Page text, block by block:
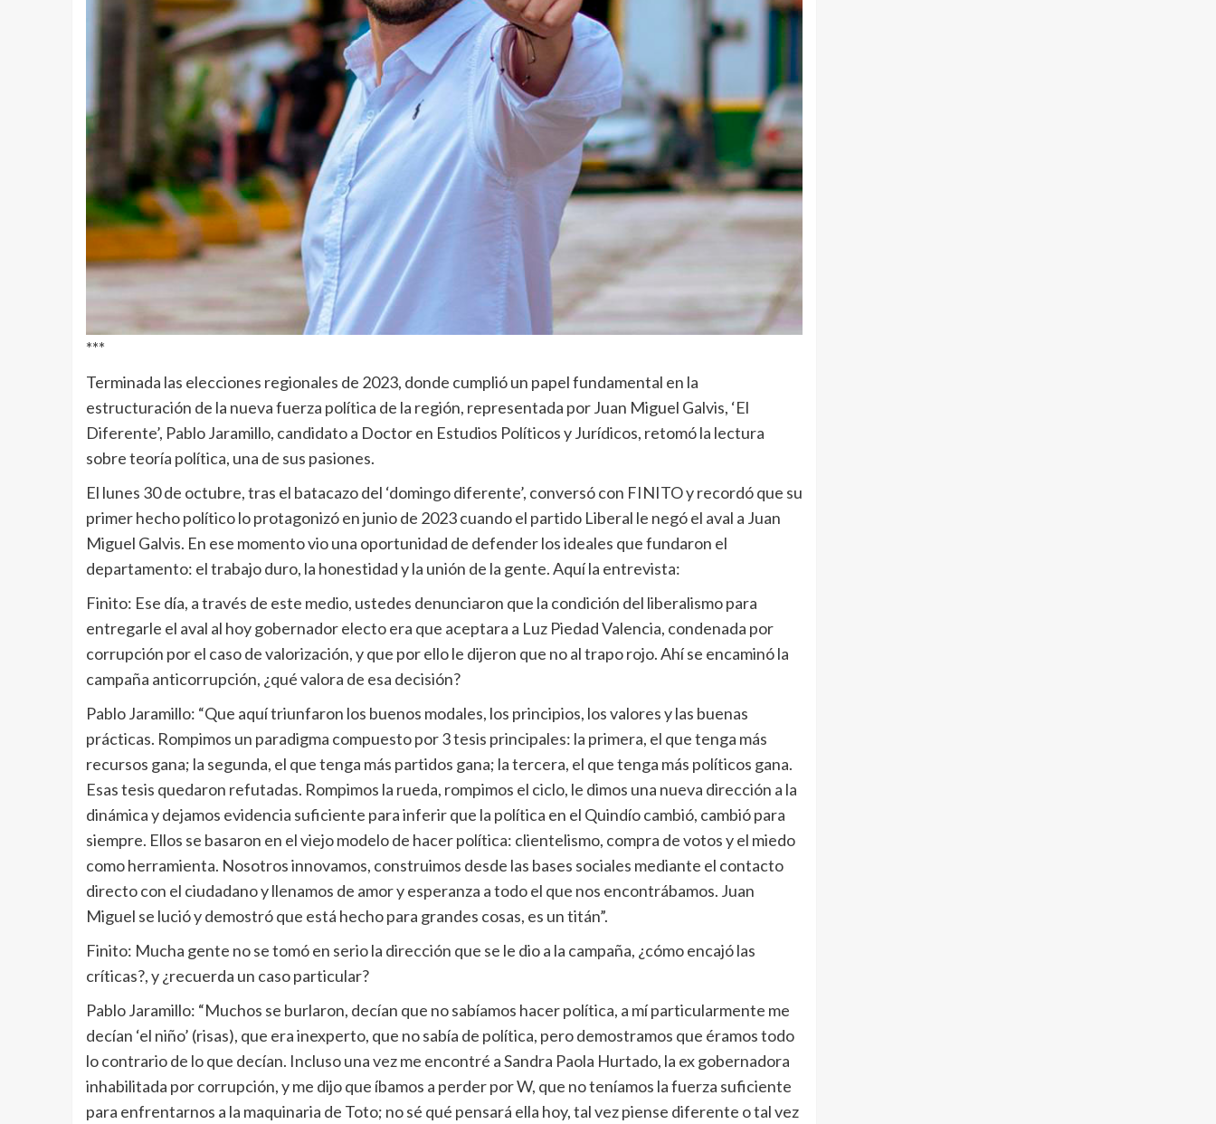
***
Terminada las elecciones regionales de 2023, donde cumplió un papel fundamental en la
estructuración de la nueva fuerza política de la región, representada por Juan Miguel Galvis, ‘El
Diferente’, Pablo Jaramillo, candidato a Doctor en Estudios Políticos y Jurídicos, retomó la lectura
sobre teoría política, una de sus pasiones.
El lunes 30 de octubre, tras el batacazo del ‘domingo diferente’, conversó con FINITO y recordó que su
primer hecho político lo protagonizó en junio de 2023 cuando el partido Liberal le negó el aval a Juan
Miguel Galvis. En ese momento vio una oportunidad de defender los ideales que fundaron el
departamento: el trabajo duro, la honestidad y la unión de la gente. Aquí la entrevista:
Finito: Ese día, a través de este medio, ustedes denunciaron que la condición del liberalismo para
entregarle el aval al hoy gobernador electo era que aceptara a Luz Piedad Valencia, condenada por
corrupción por el caso de valorización, y que por ello le dijeron que no al trapo rojo. Ahí se encaminó la
campaña anticorrupción, ¿qué valora de esa decisión?
Pablo Jaramillo: “Que aquí triunfaron los buenos modales, los principios, los valores y las buenas
prácticas. Rompimos un paradigma compuesto por 3 tesis principales: la primera, el que tenga más
recursos gana; la segunda, el que tenga más partidos gana; la tercera, el que tenga más políticos gana.
Esas tesis quedaron refutadas. Rompimos la rueda, rompimos el ciclo, le dimos una nueva dirección a la
dinámica y dejamos evidencia suficiente para inferir que la política en el Quindío cambió, cambió para
siempre. Ellos se basaron en el viejo modelo de hacer política: clientelismo, compra de votos y el miedo
como herramienta. Nosotros innovamos, construimos desde las bases sociales mediante el contacto
directo con el ciudadano y llenamos de amor y esperanza a todo el que nos encontrábamos. Juan
Miguel se lució y demostró que está hecho para grandes cosas, es un titán”.
Finito: Mucha gente no se tomó en serio la dirección que se le dio a la campaña, ¿cómo encajó las
críticas?, y ¿recuerda un caso particular?
Pablo Jaramillo: “Muchos se burlaron, decían que no sabíamos hacer política, a mí particularmente me
decían ‘el niño’ (risas), que era inexperto, que no sabía de política, pero demostramos que éramos todo
lo contrario de lo que decían. Incluso una vez me encontré a Sandra Paola Hurtado, la ex gobernadora
inhabilitada por corrupción, y me dijo que íbamos a perder por W, que no teníamos la fuerza suficiente
para enfrentarnos a la maquinaria de Toto; no sé qué pensará ella hoy, tal vez piense diferente o tal vez